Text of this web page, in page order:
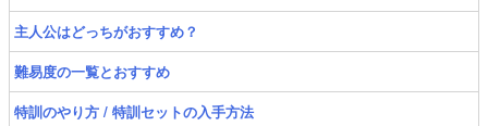
主人公はどっちがおすすめ？
難易度の一覧とおすすめ
特訓のやり方 / 特訓セットの入手方法